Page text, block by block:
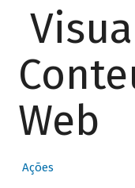
Web
Ações